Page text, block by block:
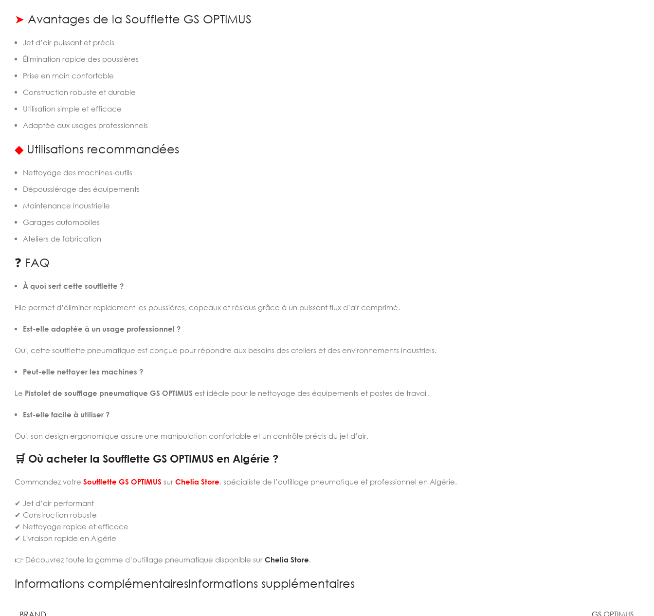
➤ Avantages de la Soufflette GS OPTIMUS
Jet d’air puissant et précis
Élimination rapide des poussières
Prise en main confortable
Construction robuste et durable
Utilisation simple et efficace
Adaptée aux usages professionnels
◆Utilisations recommandées
Nettoyage des machines-outils
Dépoussiérage des équipements
Maintenance industrielle
Garages automobiles
Ateliers de fabrication
❓ FAQ
À quoi sert cette soufflette ?
Elle permet d’éliminer rapidement les poussières, copeaux et résidus grâce à un puissant flux d’air comprimé.
Est-elle adaptée à un usage professionnel ?
Oui, cette soufflette pneumatique est conçue pour répondre aux besoins des ateliers et des environnements industriels.
Peut-elle nettoyer les machines ?
Le Pistolet de soufflage pneumatique GS OPTIMUS est idéale pour le nettoyage des équipements et postes de travail.
Est-elle facile à utiliser ?
Oui, son design ergonomique assure une manipulation confortable et un contrôle précis du jet d’air.
🛒 Où acheter la Soufflette GS OPTIMUS en Algérie ?
Commandez votre Soufflette GS OPTIMUS sur Chelia Store, spécialiste de l’outillage pneumatique et professionnel en Algérie.
✔ Jet d’air performant
✔ Construction robuste
✔ Nettoyage rapide et efficace
✔ Livraison rapide en Algérie
👉 Découvrez toute la gamme d’outillage pneumatique disponible sur Chelia Store.
Informations complémentairesInformations supplémentaires
GS OPTIMUS